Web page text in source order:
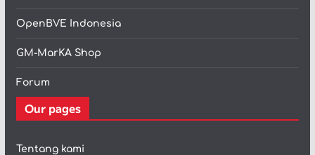
OpenBVE Indonesia
GM-MarKA Shop
Forum
Our pages
Tentang kami